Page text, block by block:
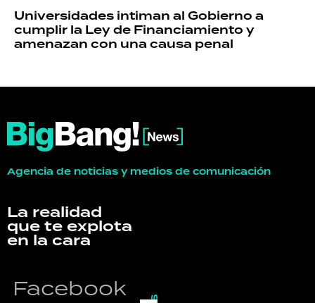
Universidades intiman al Gobierno a
cumplir la Ley de Financiamiento y
amenazan con una causa penal
Agencia de noticias y medios de comunicación
La realidad
que te explota
en la cara
Facebook